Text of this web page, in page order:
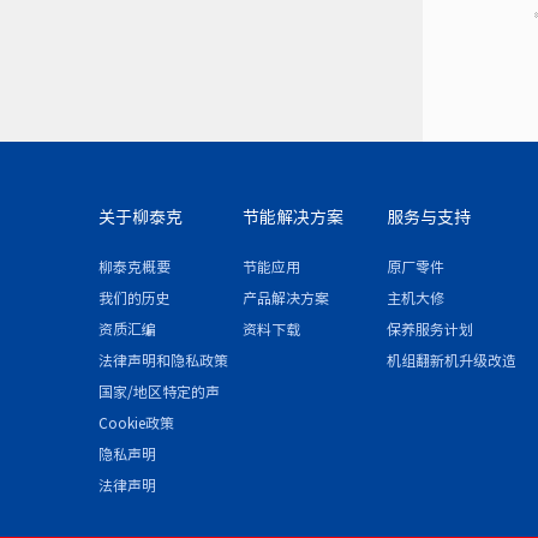
关于柳泰克
柳泰克概要
我们的历史
资质汇编
法律声明和隐私政策
国家/地区特定的声
明和/或附录
Cookie政策
隐私声明
法律声明
节能解决方案
节能应用
产品解决方案
资料下载
服务与支持
原厂零件
主机大修
保养服务计划
机组翻新机升级改造